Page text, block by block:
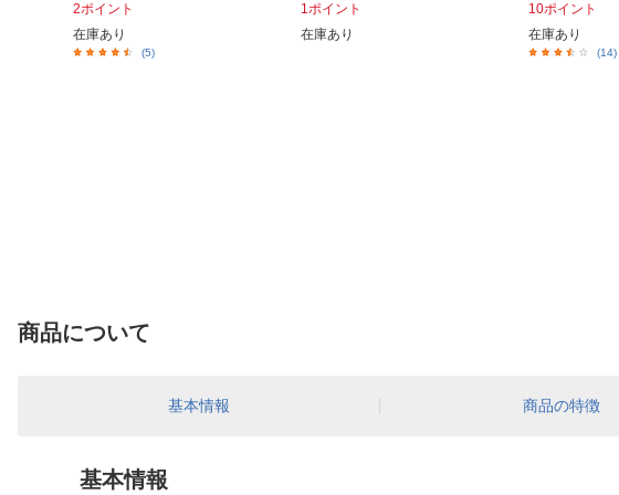
2ポイント
在庫あり
(5)
1ポイント
在庫あり
10ポイント
在庫あり
(14)
商品について
基本情報 商品の特徴
基本情報